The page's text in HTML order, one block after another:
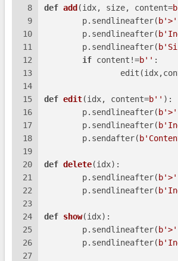
8
9
10
11
12
13
14
15
16
17
18
19
20
21
22
23
24
25
26
27
def add (idx, size, content=
	p.sendlineafter(
b'>'
	p.sendlineafter(
	p.sendlineafter(
if content!=b'' :
def edit(idx, content=b'' ):
	p.sendlineafter(
b'>'
	p.sendlineafter(
	p.sendafter(
def delete(idx):
	p.sendlineafter(
b'>'
	p.sendlineafter(
def show(idx):
	p.sendlineafter(
b'>'
	p.sendlineafter(